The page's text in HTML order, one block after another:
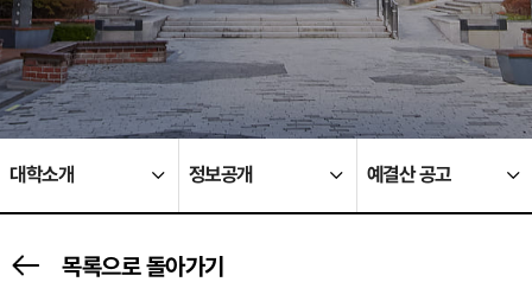
대학소개 정보공개 예결산 공고
목록으로 돌아가기